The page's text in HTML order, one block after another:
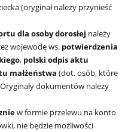
(oryginał należy przynieść
dla osoby dorosłej należy
wojewodę ws. potwierdzenia
, polski odpis aktu
małżeństwa (dot. osób, które
dokumentów należy
w formie przelewu na konto
nie będzie możliwości